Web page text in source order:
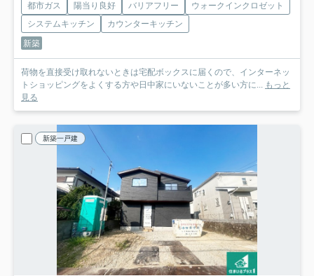
都市ガス 陽当り良好 バリアフリー
ウォークインクロゼット
システムキッチン
カウンターキッチン
新築
荷物を直接受け取れないときは宅配ボックスに届くので、インターネッ
トショッピングをよくする方や日中家にいないことが多い方に... もっと
見る
新築一戸建